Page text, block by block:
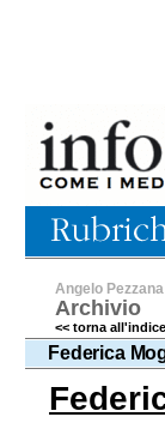
Angelo Pezzana
Archivio
<< torna
Federica